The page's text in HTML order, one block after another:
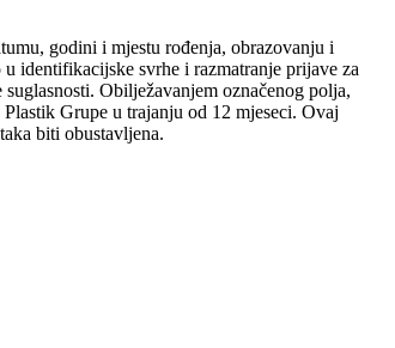
godini i mjestu rođenja, obrazovanju i
identifikacijske svrhe i razmatranje prijave za
Obilježavanjem označenog polja,
Grupe u trajanju od 12 mjeseci. Ovaj
biti obustavljena.